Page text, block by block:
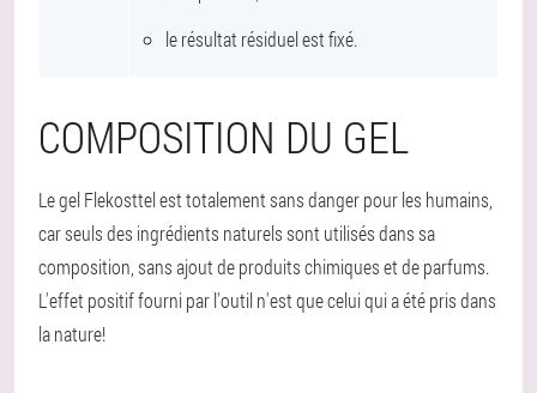
le résultat résiduel est fixé.
COMPOSITION DU GEL
Le gel Flekosttel est totalement sans danger pour les humains,
car seuls des ingrédients naturels sont utilisés dans sa
composition, sans ajout de produits chimiques et de parfums.
L'effet positif fourni par l'outil n'est que celui qui a été pris dans
la nature!